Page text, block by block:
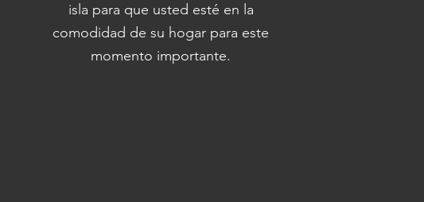
isla para que usted esté en la
comodidad de su hogar para este
momento importante.